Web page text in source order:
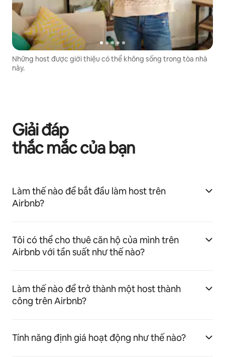
Những host được giới thiệu có thể không sống trong tòa nhà
này.
Giải đáp
thắc mắc của bạn
Làm thế nào để bắt đầu làm host trên
Airbnb?
Tôi có thể cho thuê căn hộ của mình trên
Airbnb với tần suất như thế nào?
Làm thế nào để trở thành một host thành
công trên Airbnb?
Tính năng định giá hoạt động như thế nào?